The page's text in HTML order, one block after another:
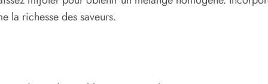
la richesse des saveurs.